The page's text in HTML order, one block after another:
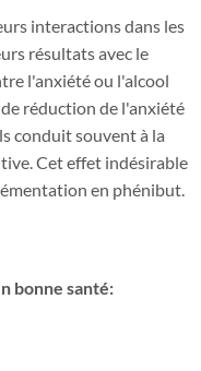
interactions dans les
résultats avec le
l'anxiété ou l'alcool
réduction de l'anxiété
conduit souvent à la
Cet effet indésirable
en phénibut.
bonne santé: